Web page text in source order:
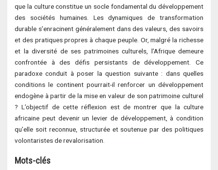
que la culture constitue un socle fondamental du développement
des sociétés humaines. Les dynamiques de transformation
durable s’enracinent généralement dans des valeurs, des savoirs
et des pratiques propres à chaque peuple. Or, malgré la richesse
et la diversité de ses patrimoines culturels, l’Afrique demeure
confrontée à des défis persistants de développement. Ce
paradoxe conduit à poser la question suivante : dans quelles
conditions le continent pourrait-il renforcer un développement
endogène à partir de la mise en valeur de son patrimoine culturel
? L’objectif de cette réflexion est de montrer que la culture
africaine peut devenir un levier de développement, à condition
qu’elle soit reconnue, structurée et soutenue par des politiques
volontaristes de revalorisation.
Mots-clés